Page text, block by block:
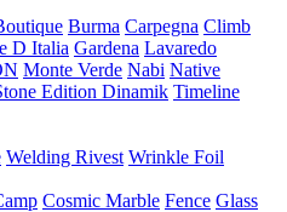
Burma Carpegna Climb
D Italia Gardena Lavaredo
Monte Verde Nabi Native
Edition Dinamik Timeline
Welding Rivest Wrinkle Foil
Cosmic Marble Fence Glass